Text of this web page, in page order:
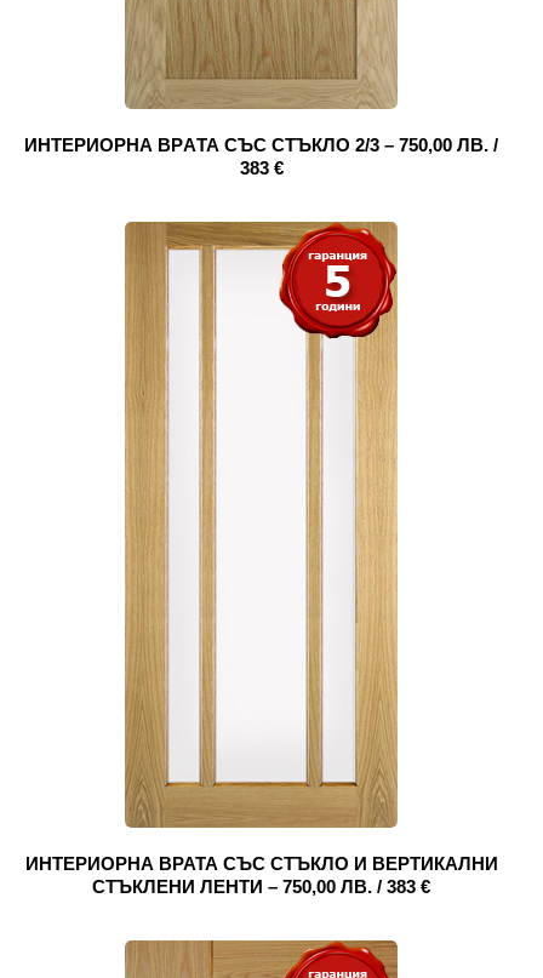
ИНТЕРИОРНА ВРAТА СЪС СТЪКЛО 2/3 – 750,00 ЛВ. /
383 €
ИНТЕРИОРНА ВРАТА СЪС СТЪКЛО И ВЕРТИКАЛНИ
СТЪКЛЕНИ ЛЕНТИ – 750,00 ЛВ. / 383 €